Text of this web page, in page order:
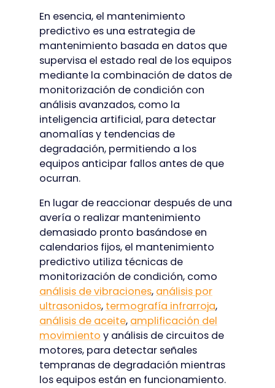
En esencia, el mantenimiento
predictivo es una estrategia de
mantenimiento basada en datos que
supervisa el estado real de los equipos
mediante la combinación de datos de
monitorización de condición con
análisis avanzados, como la
inteligencia artificial, para detectar
anomalías y tendencias de
degradación, permitiendo a los
equipos anticipar fallos antes de que
ocurran.
En lugar de reaccionar después de una
avería o realizar mantenimiento
demasiado pronto basándose en
calendarios fijos, el mantenimiento
predictivo utiliza técnicas de
monitorización de condición, como
análisis de vibraciones, análisis por
ultrasonidos, termografía infrarroja,
análisis de aceite, amplificación del
movimiento y análisis de circuitos de
motores, para detectar señales
tempranas de degradación mientras
los equipos están en funcionamiento.